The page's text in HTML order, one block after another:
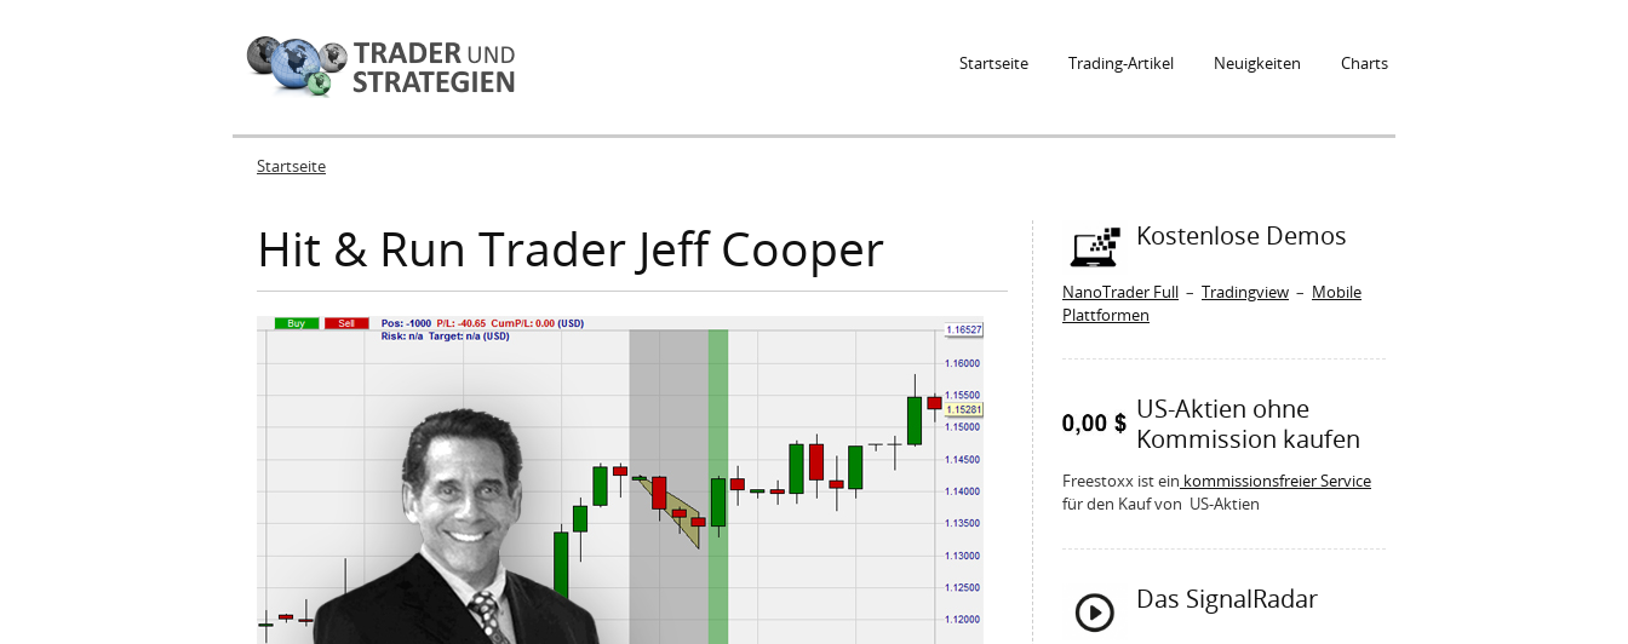
Startseite Trading-Artikel Neuigkeiten Charts
Sie sind hier
Startseite
Hit & Run Trader Jeff Cooper Kostenlose Demos
NanoTrader Full – Tradingview – Mobile
Plattformen
US-Aktien ohne
Kommission kaufen
Freestoxx ist ein kommissionsfreier Service
für den Kauf von US-Aktien
Das SignalRadar